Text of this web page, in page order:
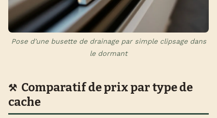
Pose d'une busette de drainage par simple clipsage dans
le dormant
Comparatif de prix par type de
cache